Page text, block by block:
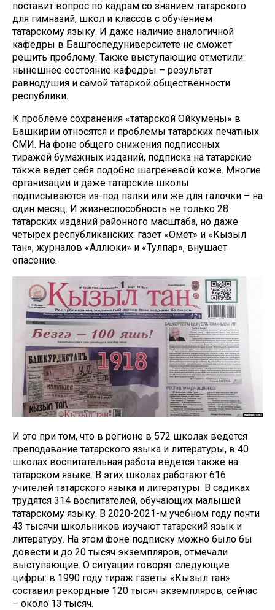
поставит вопрос по кадрам со знанием татарского
для гимназий, школ и классов с обучением
татарскому языку. И даже наличие аналогичной
кафедры в Башгоспедуниверситете не сможет
решить проблему. Также выступающие отметили:
нынешнее состояние кафедры – результат
равнодушия и самой татаркой общественности
республики.
К проблеме сохранения «татарской Ойкумены» в
Башкирии относятся и проблемы татарских печатных
СМИ. На фоне общего снижения подписсных
тиражей бумажных изданий, подписка на татарские
также ведет себя подобно шагреневой коже. Многие
организации и даже татарские школы
подписываются из-под палки или же для галочки – на
один месяц. И жизнеспособность не только 28
татарских изданий районного масштаба, но даже
четырех республиканских: газет «Омет» и «Кызыл
тан», журналов «Аллюки» и «Тулпар», внушает
опасение.
И это при том, что в регионе в 572 школах ведется
преподавание татарского языка и литературы, в 40
школах воспитательная работа ведется также на
татарском языке. В этих школах работают 616
учителей татарского языка и литературы. В садиках
трудятся 314 воспитателей, обучающих малышей
татарскому языку. В 2020-2021-м учебном году почти
43 тысячи школьников изучают татарский язык и
литературу. На этом фоне подписку можно было бы
довести и до 20 тысяч экземпляров, отмечали
выступающие. О ситуации говорят следующие
цифры: в 1990 году тираж газеты «Кызыл тан»
составил рекордные 120 тысяч экземпляров, сейчас
– около 13 тысяч.